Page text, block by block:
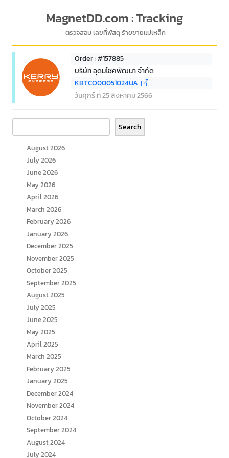
MagnetDD.com : Tracking
ตรวจสอบ เลขที่พัสดุ ร้ายขายแม่เหล็ก
Order : #157885
บริษัท อุดมโชคพัฒนา จำกัด
KBTCO00051024UA
วันศุกร์ ที่ 25 สิงหาคม 2566
Search
August 2026
July 2026
June 2026
May 2026
April 2026
March 2026
February 2026
January 2026
December 2025
November 2025
October 2025
September 2025
August 2025
July 2025
June 2025
May 2025
April 2025
March 2025
February 2025
January 2025
December 2024
November 2024
October 2024
September 2024
August 2024
July 2024